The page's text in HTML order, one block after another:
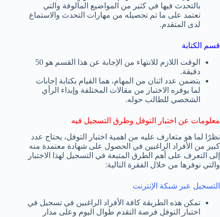
بالتحدث فيها في كثير من المواضيع المألوفة والتي
تعتمد على ما تم تحصيله من مهارات التحدث والاستماع
لدى المتقدم.
قسم الكتابة
الوقت اللازم للانتهاء من الإجابة عن هذا القسم هو 50
دقيقة.
يتضمن عدد اثنان من المهام، هما القيام بكتابة إجابات
لما يوفره الاختبار من مقالات المختلفة وإبداء الرأي
الشخصي للطالب حوله.
معلومات عن اختبار التوفل وطرق التسجيل فيه
نظرًا لما هو متعارف عليه من اهمية اختبار التوفل، يحتاج عدد
كبير من الأفراد الراغبين في الحصول على شهادة معتمدة منه
إلى التعرف على أهم الطرق المتبعة في التسجيل لهذا الاختبار
والتي نوفرها من خلال الفقرة التالية:
التسجيل عبر شبكة الإنترنت
تمكن هذه الطريقة كافة الأفراد الراغبين في تسجيل في
اختبار التوفل فرصة التقدم طوال اليوم وعلى مدار